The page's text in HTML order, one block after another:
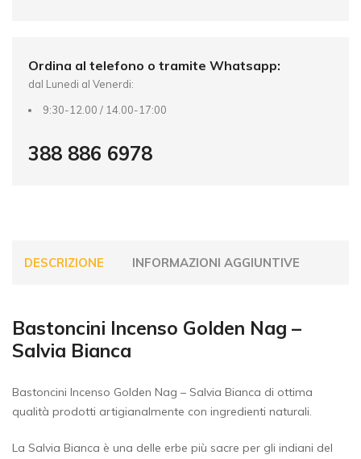
Ordina al telefono o tramite Whatsapp:
dal Lunedi al Venerdi:
9:30-12.00 / 14.00-17:00
388 886 6978
DESCRIZIONE INFORMAZIONI AGGIUNTIVE
Bastoncini Incenso Golden Nag –
Salvia Bianca
Bastoncini Incenso Golden Nag – Salvia Bianca di ottima
qualità prodotti artigianalmente con ingredienti naturali.
La Salvia Bianca è una delle erbe più sacre per gli indiani del